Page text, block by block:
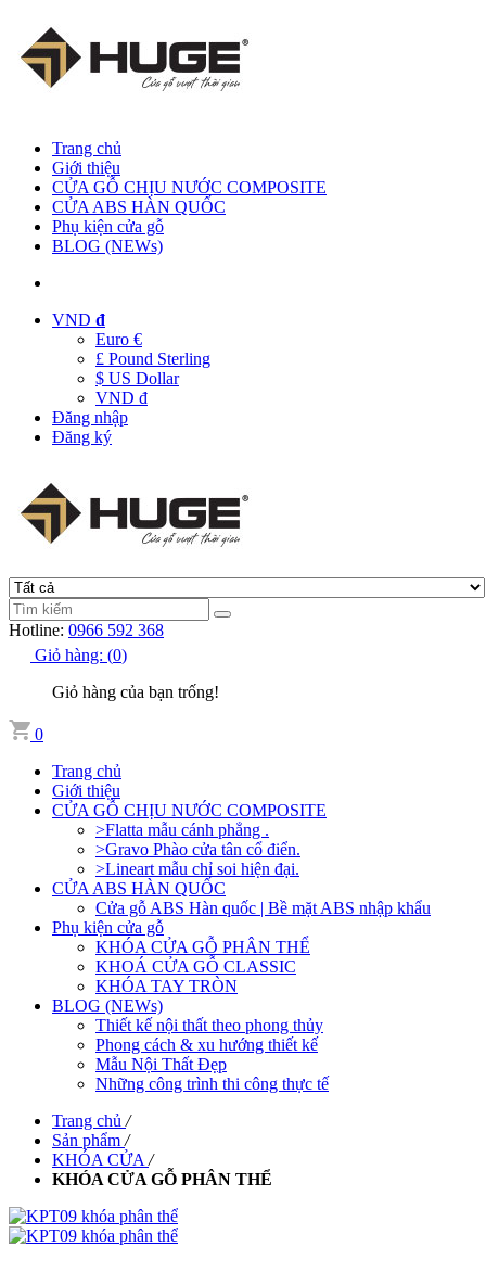
Trang chủ
Giới thiệu
CỬA GỖ CHỊU NƯỚC COMPOSITE
CỬA ABS HÀN QUỐC
Phụ kiện cửa gỗ
BLOG (NEWs)
VND đ
Euro €
£ Pound Sterling
$ US Dollar
VND đ
Đăng nhập
Đăng ký
Hotline: 0966 592 368
Giỏ hàng: (0)
Giỏ hàng của bạn trống!
0
Trang chủ
Giới thiệu
CỬA GỖ CHỊU NƯỚC COMPOSITE
>Flatta mẫu cánh phẳng .
>Gravo Phào cửa tân cổ điển.
>Lineart mẫu chỉ soi hiện đại.
CỬA ABS HÀN QUỐC
Cửa gỗ ABS Hàn quốc | Bề mặt ABS nhập khẩu
Phụ kiện cửa gỗ
KHÓA CỬA GỖ PHÂN THỂ
KHOÁ CỬA GỖ CLASSIC
KHÓA TAY TRÒN
BLOG (NEWs)
Thiết kế nội thất theo phong thủy
Phong cách & xu hướng thiết kế
Mẫu Nội Thất Đẹp
Những công trình thi công thực tế
Trang chủ /
Sản phẩm /
KHÓA CỬA /
KHÓA CỬA GỖ PHÂN THỂ